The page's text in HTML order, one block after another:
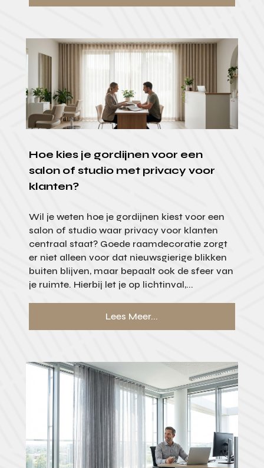
Hoe kies je gordijnen voor een
salon of studio met privacy voor
klanten?
Wil je weten hoe je gordijnen kiest voor een
salon of studio waar privacy voor klanten
centraal staat? Goede raamdecoratie zorgt
er niet alleen voor dat nieuwsgierige blikken
buiten blijven, maar bepaalt ook de sfeer van
je ruimte. Hierbij let je op lichtinval,...
Lees Meer...